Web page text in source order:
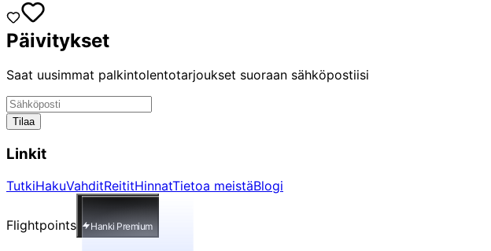
Päivitykset
Saat uusimmat palkintolentotarjoukset suoraan sähköpostiisi
Tilaa
Linkit
TutkiHakuVahditReititHinnatTietoa meistäBlogi
Flightpoints Hanki Premium